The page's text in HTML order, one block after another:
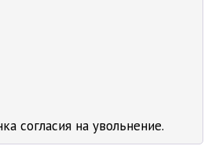
согласия на увольнение.